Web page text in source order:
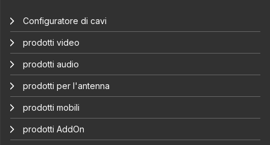
Configuratore di cavi
prodotti video
prodotti audio
prodotti per l'antenna
prodotti mobili
prodotti AddOn